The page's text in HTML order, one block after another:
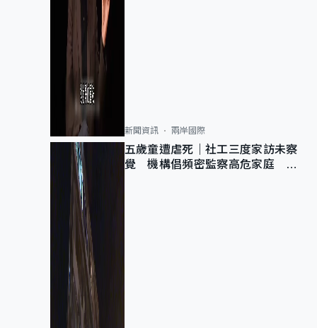
新聞資訊 兩岸國際
五歲童遭虐死｜社工三度家訪未察
覺 機構倡頻密監察高危家庭 管